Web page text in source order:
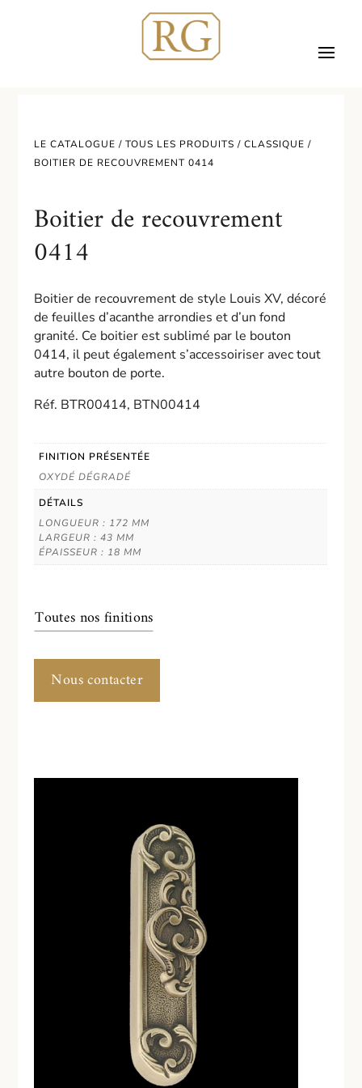
LE CATALOGUE /TOUS LES PRODUITS /CLASSIQUE /
BOITIER DE RECOUVREMENT 0414
Boitier de recouvrement
0414
Boitier de recouvrement de style Louis XV, décoré
de feuilles d’acanthe arrondies et d’un fond
granité. Ce boitier est sublimé par le bouton
0414, il peut également s’accessoiriser avec tout
autre bouton de porte.
Réf. BTR00414, BTN00414
FINITION PRÉSENTÉE
OXYDÉ DÉGRADÉ
DÉTAILS
LONGUEUR : 172 MM
LARGEUR : 43 MM
ÉPAISSEUR : 18 MM
Toutes nos finitions
Nous contacter